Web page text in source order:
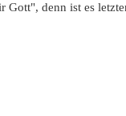
denn ist es